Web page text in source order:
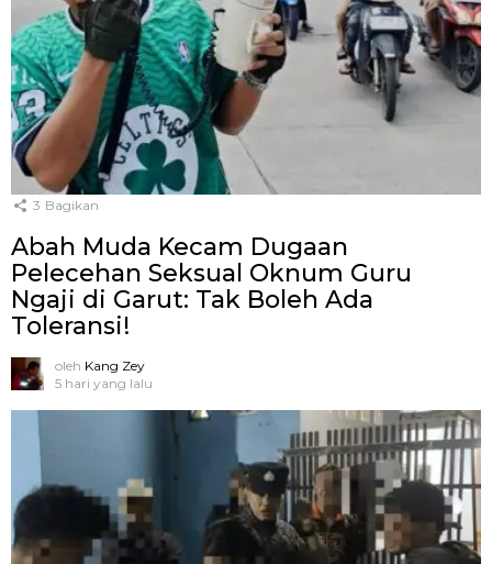
3 Bagikan
Abah Muda Kecam Dugaan
Pelecehan Seksual Oknum Guru
Ngaji di Garut: Tak Boleh Ada
Toleransi!
oleh Kang Zey
5 hari yang lalu